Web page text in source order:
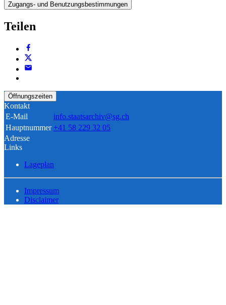
Zugangs- und Benutzungsbestimmungen
Teilen
Öffnungszeiten
Kontakt
E-Mail
info.staatsarchiv@sg.ch
Hauptnummer +41 58 229 32 05
Adresse
Links
Lageplan
Impressum
Disclaimer